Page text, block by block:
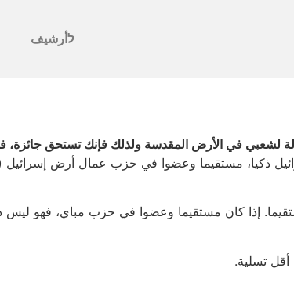
לأرشيف
لشعبي في الأرض المقدسة ولذلك فإنك تستحق جائزة،
مستقيما وعضوا في حزب عمال أرض إسرائيل
إذا كان مستقيما وعضوا في حزب مباي، فهو ليس